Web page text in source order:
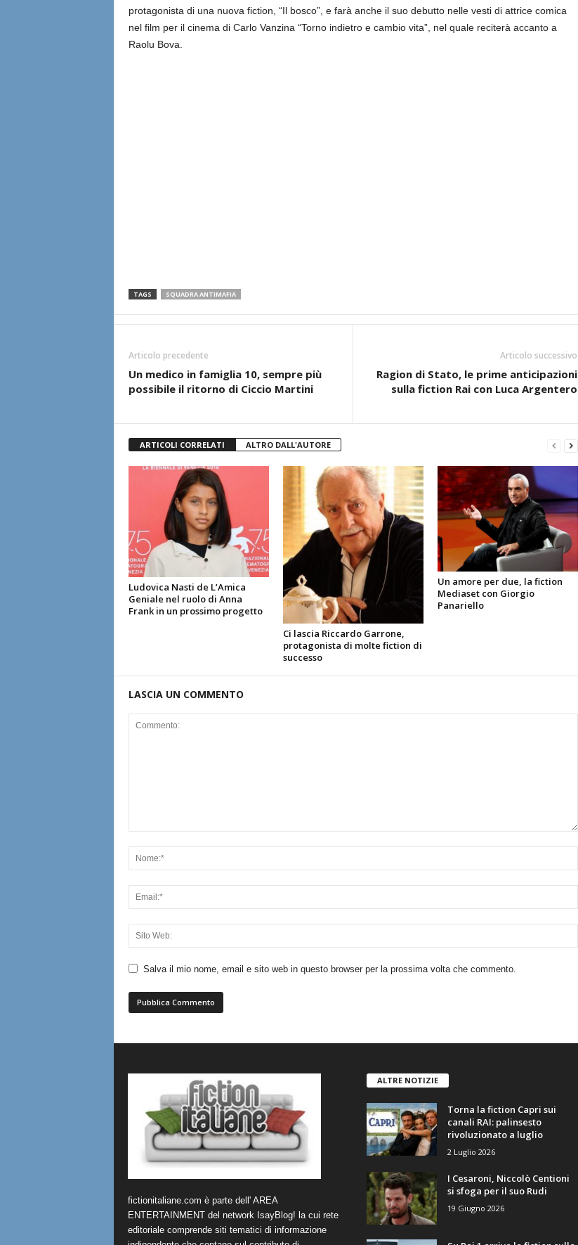
protagonista di una nuova fiction, “Il bosco”, e farà anche il suo debutto nelle vesti di attrice comica
nel film per il cinema di Carlo Vanzina “Torno indietro e cambio vita”, nel quale reciterà accanto a
Raolu Bova.
TAGS SQUADRA ANTIMAFIA
Articolo precedente
Un medico in famiglia 10, sempre più
possibile il ritorno di Ciccio Martini
Articolo successivo
Ragion di Stato, le prime anticipazioni
sulla fiction Rai con Luca Argentero
ARTICOLI CORRELATI ALTRO DALL'AUTORE
Ludovica Nasti de L’Amica
Geniale nel ruolo di Anna
Frank in un prossimo progetto
Ci lascia Riccardo Garrone,
protagonista di molte fiction di
successo
Un amore per due, la fiction
Mediaset con Giorgio
Panariello
LASCIA UN COMMENTO
Salva il mio nome, email e sito web in questo browser per la prossima volta che commento.
fictionitaliane.com è parte dell' AREA
ENTERTAINMENT del network IsayBlog! la cui rete
editoriale comprende siti tematici di informazione
ALTRE NOTIZIE
Torna la fiction Capri sui
canali RAI: palinsesto
rivoluzionato a luglio
2 Luglio 2026
I Cesaroni, Niccolò Centioni
si sfoga per il suo Rudi
19 Giugno 2026